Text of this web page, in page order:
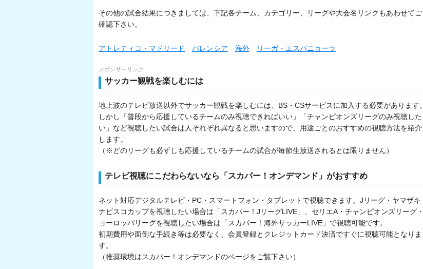
その他の試合結果につきましては、下記各チーム、カテゴリー、リーグや大会名リンクもあわせてご
確認下さい。
アトレティコ・マドリード バレンシア 海外 リーガ・エスパニョーラ
スポンサーリンク
サッカー観戦を楽しむには
地上波のテレビ放送以外でサッカー観戦を楽しむには、BS・CSサービスに加入する必要があります。
しかし「普段から応援しているチームのみ視聴できればいい」「チャンピオンズリーグのみ視聴した
い」など視聴したい試合は人それぞれ異なると思いますので、用途ごとのおすすめの視聴方法を紹介
します。
（※どのリーグも必ずしも応援しているチームの試合が毎節生放送されるとは限りません）
テレビ視聴にこだわらないなら「スカパー！オンデマンド」がおすすめ
ネット対応デジタルテレビ・PC・スマートフォン・タブレットで視聴できます。Jリーグ・ヤマザキ
ナビスコカップを視聴したい場合は「スカパー！JリーグLIVE」、セリエA・チャンピオンズリーグ・
ヨーロッパリーグを視聴したい場合は「スカパー！海外サッカーLIVE」で視聴可能です。
初期費用や面倒な手続き等は必要なく、会員登録とクレジットカード決済ですぐに視聴可能となりま
す。
（推奨環境はスカパー！オンデマンドのページをご覧下さい）